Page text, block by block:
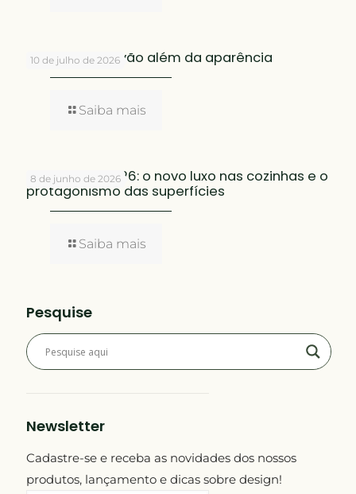
10 de julho de 2026
Materiais que vão além da aparência
Saiba mais
8 de junho de 2026
EuroCucina 2026: o novo luxo nas cozinhas e o
protagonismo das superfícies
Saiba mais
Pesquise
Newsletter
Cadastre-se e receba as novidades dos nossos
produtos, lançamento e dicas sobre design!